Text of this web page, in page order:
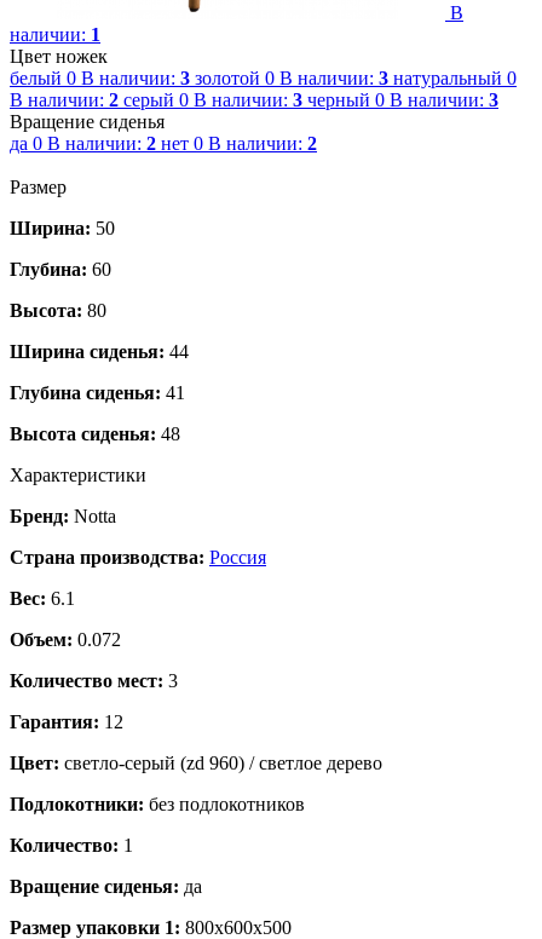
В
наличии: 1
Цвет ножек
белый 0 В наличии: 3 золотой 0 В наличии: 3 натуральный 0
В наличии: 2 серый 0 В наличии: 3 черный 0 В наличии: 3
Вращение сиденья
да 0 В наличии: 2 нет 0 В наличии: 2
Размер
Ширина: 50
Глубина: 60
Высота: 80
Ширина сиденья: 44
Глубина сиденья: 41
Высота сиденья: 48
Характеристики
Бренд: Notta
Страна производства: Россия
Вес: 6.1
Объем: 0.072
Количество мест: 3
Гарантия: 12
Цвет: светло-серый (zd 960) / светлое дерево
Подлокотники: без подлокотников
Количество: 1
Вращение сиденья: да
Размер упаковки 1: 800x600x500